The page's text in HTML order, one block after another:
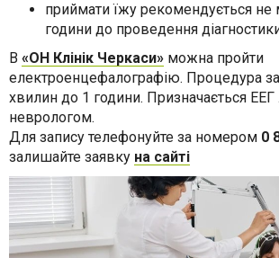
приймати їжу рекомендується
години до проведення
В «ОН Клінік Черкаси» можна пройти
електроенцефалографію. Процедура
хвилин до 1 години. Призначається ЕЕГ
неврологом.
Для запису телефонуйте за номером 0
залишайте заявку на сайті